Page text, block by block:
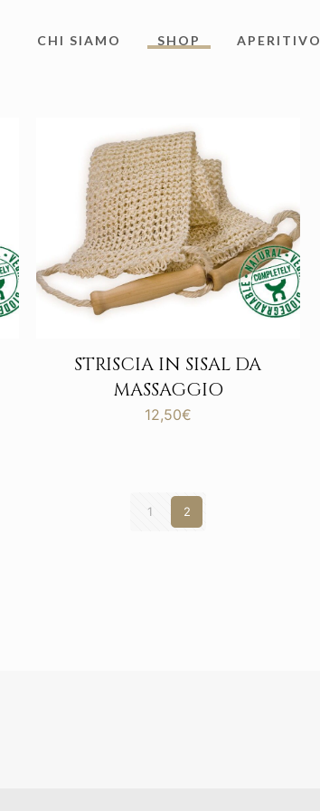
CHI SIAMO SHOP APERITIVO
STRISCIA IN SISAL DA
MASSAGGIO
12,50€
1 2